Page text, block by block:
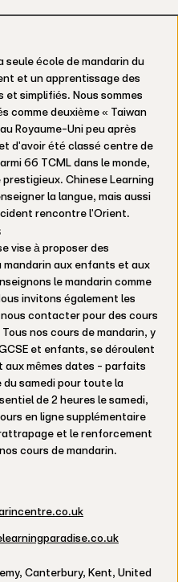
seule école de mandarin du
et un apprentissage des
simplifiés. Nous sommes
comme deuxième « Taiwan
Royaume-Uni peu après
d'avoir été classé centre de
66 TCML dans le monde,
Chinese Learning
la langue, mais aussi
rencontre l'Orient.
vise à proposer des
aux enfants et aux
le mandarin comme
invitons également les
contacter pour des cours
nos cours de mandarin, y
et enfants, se déroulent
aux mêmes dates - parfaits
samedi pour toute la
de 2 heures le samedi,
en ligne supplémentaire
et le renforcement
cours de mandarin.
Canterbury, Kent, United